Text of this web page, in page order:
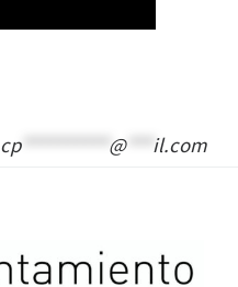
cp********** @*** il.com